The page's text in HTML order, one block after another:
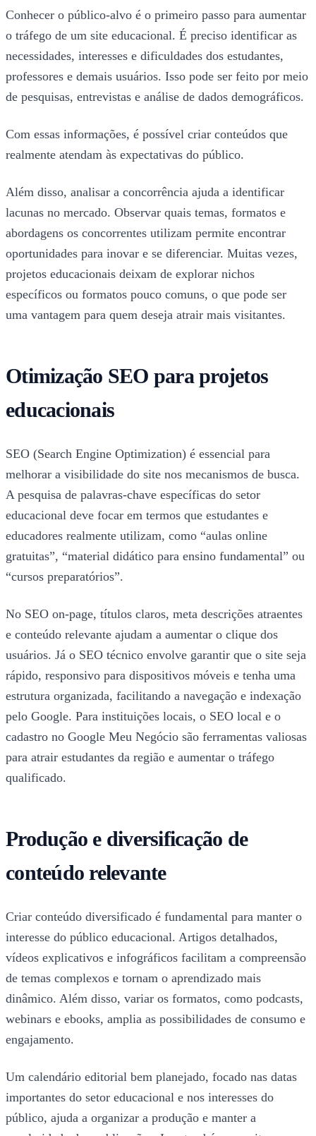
Conhecer o público-alvo é o primeiro passo para aumentar
o tráfego de um site educacional. É preciso identificar as
necessidades, interesses e dificuldades dos estudantes,
professores e demais usuários. Isso pode ser feito por meio
de pesquisas, entrevistas e análise de dados demográficos.
Com essas informações, é possível criar conteúdos que
realmente atendam às expectativas do público.
Além disso, analisar a concorrência ajuda a identificar
lacunas no mercado. Observar quais temas, formatos e
abordagens os concorrentes utilizam permite encontrar
oportunidades para inovar e se diferenciar. Muitas vezes,
projetos educacionais deixam de explorar nichos
específicos ou formatos pouco comuns, o que pode ser
uma vantagem para quem deseja atrair mais visitantes.
Otimização SEO para projetos
educacionais
SEO (Search Engine Optimization) é essencial para
melhorar a visibilidade do site nos mecanismos de busca.
A pesquisa de palavras-chave específicas do setor
educacional deve focar em termos que estudantes e
educadores realmente utilizam, como “aulas online
gratuitas”, “material didático para ensino fundamental” ou
“cursos preparatórios”.
No SEO on-page, títulos claros, meta descrições atraentes
e conteúdo relevante ajudam a aumentar o clique dos
usuários. Já o SEO técnico envolve garantir que o site seja
rápido, responsivo para dispositivos móveis e tenha uma
estrutura organizada, facilitando a navegação e indexação
pelo Google. Para instituições locais, o SEO local e o
cadastro no Google Meu Negócio são ferramentas valiosas
para atrair estudantes da região e aumentar o tráfego
qualificado.
Produção e diversificação de
conteúdo relevante
Criar conteúdo diversificado é fundamental para manter o
interesse do público educacional. Artigos detalhados,
vídeos explicativos e infográficos facilitam a compreensão
de temas complexos e tornam o aprendizado mais
dinâmico. Além disso, variar os formatos, como podcasts,
webinars e ebooks, amplia as possibilidades de consumo e
engajamento.
Um calendário editorial bem planejado, focado nas datas
importantes do setor educacional e nos interesses do
público, ajuda a organizar a produção e manter a